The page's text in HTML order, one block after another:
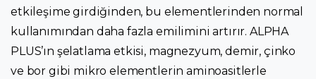
etkileşime girdiğinden, bu elementlerinden normal
kullanımından daha fazla emilimini artırır. ALPHA
PLUS’ın şelatlama etkisi, magnezyum, demir, çinko
ve bor gibi mikro elementlerin aminoasitlerle